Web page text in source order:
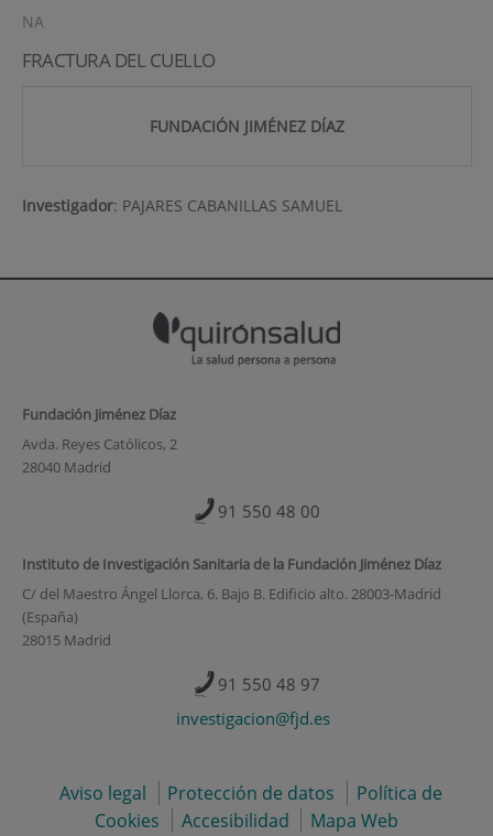
NA
FRACTURA DEL CUELLO
FUNDACIÓN JIMÉNEZ DÍAZ
Investigador: PAJARES CABANILLAS SAMUEL
Fundación Jiménez Díaz
Avda. Reyes Católicos, 2
28040 Madrid
91 550 48 00
Instituto de Investigación Sanitaria de la Fundación Jiménez Díaz
C/ del Maestro Ángel Llorca, 6. Bajo B. Edificio alto. 28003-Madrid
(España)
28015 Madrid
91 550 48 97
investigacion@fjd.es
Aviso legal Protección de datos
Política de
Cookies
Accesibilidad Mapa Web